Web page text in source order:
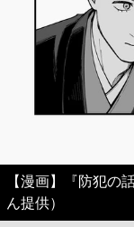
【漫画】『防犯の
ん提供）